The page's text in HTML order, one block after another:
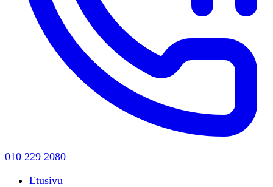
010 229 2080
Etusivu